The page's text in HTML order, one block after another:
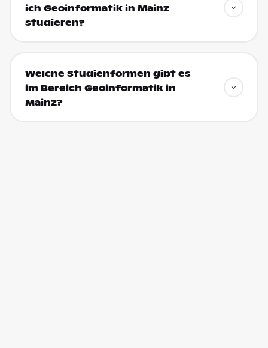
ich Geoinformatik in Mainz
studieren?
Welche Studienformen gibt es
im Bereich Geoinformatik in
Mainz?